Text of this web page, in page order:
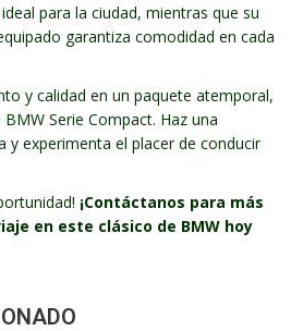
para la ciudad, mientras que su
garantiza comodidad en cada
y calidad en un paquete atemporal,
Serie Compact. Haz una
y experimenta el placer de conducir
¡Contáctanos para más
en este clásico de BMW hoy